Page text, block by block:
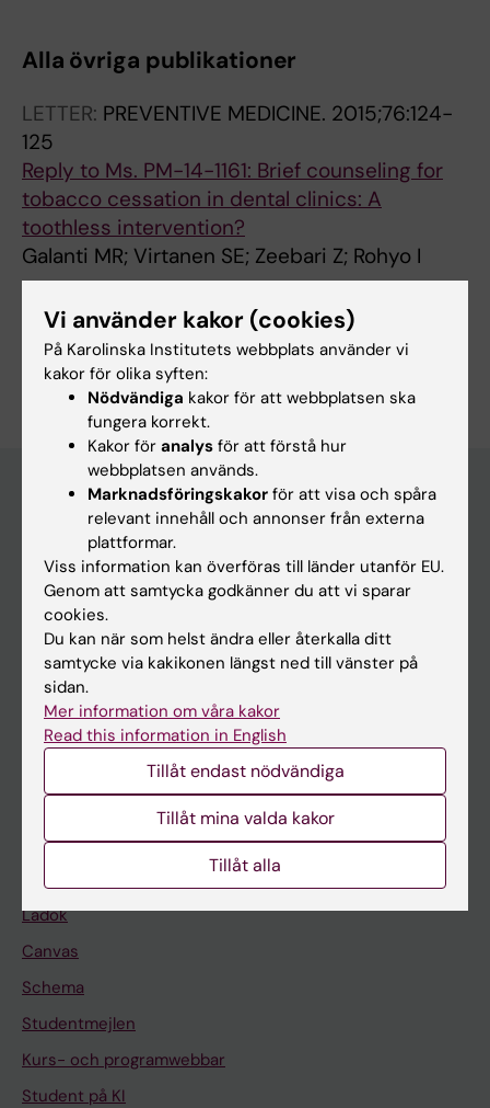
Alla övriga publikationer
LETTER: PREVENTIVE MEDICINE. 2015;76:124-
125
Reply to Ms. PM-14-1161: Brief counseling for
tobacco cessation in dental clinics: A
toothless intervention?
Galanti MR; Virtanen SE; Zeebari Z; Rohyo I
Är du Suvi Virtanen?
Redigera din profil
Huvudmeny
Utbildning
Forskarutbildning
Forskning
Om KI
På gång
Nyheter
Student
Ladok
Canvas
Schema
Studentmejlen
Kurs- och programwebbar
Student på KI
Vi använder kakor (cookies)
På Karolinska Institutets webbplats använder vi
kakor för olika syften:
Nödvändiga kakor för att webbplatsen ska
fungera korrekt.
Kakor för analys för att förstå hur
webbplatsen används.
Marknadsföringskakor för att visa och spåra
relevant innehåll och annonser från externa
plattformar.
Viss information kan överföras till länder utanför EU.
Genom att samtycka godkänner du att vi sparar
cookies.
Du kan när som helst ändra eller återkalla ditt
samtycke via kakikonen längst ned till vänster på
sidan.
Mer information om våra kakor
Read this information in English
Tillåt endast nödvändiga
Tillåt mina valda kakor
Tillåt alla